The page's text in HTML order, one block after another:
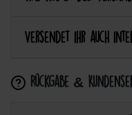
Versendet ihr auch
Rückgabe &